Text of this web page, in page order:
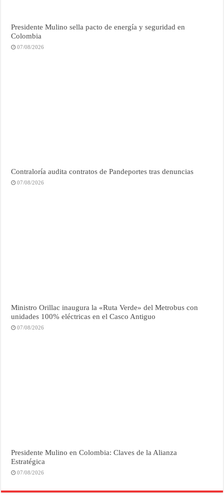
Presidente Mulino sella pacto de energía y seguridad en
Colombia
07/08/2026
Contraloría audita contratos de Pandeportes tras denuncias
07/08/2026
Ministro Orillac inaugura la «Ruta Verde» del Metrobus con
unidades 100% eléctricas en el Casco Antiguo
07/08/2026
Presidente Mulino en Colombia: Claves de la Alianza
Estratégica
07/08/2026